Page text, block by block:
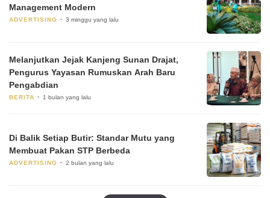
Management Modern
ADVERTISING 3 minggu yang lalu
Melanjutkan Jejak Kanjeng Sunan Drajat,
Pengurus Yayasan Rumuskan Arah Baru
Pengabdian
BERITA 1 bulan yang lalu
Di Balik Setiap Butir: Standar Mutu yang
Membuat Pakan STP Berbeda
ADVERTISING 2 bulan yang lalu